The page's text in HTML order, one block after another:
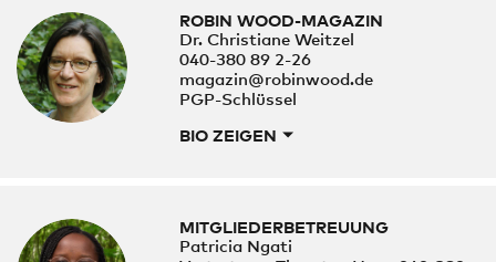
ROBIN WOOD-MAGAZIN
Dr. Christiane Weitzel
040-380 89 2-26
magazin@robinwood.de
PGP-Schlüssel
BIO ZEIGEN
MITGLIEDERBETREUUNG
Patricia Ngati